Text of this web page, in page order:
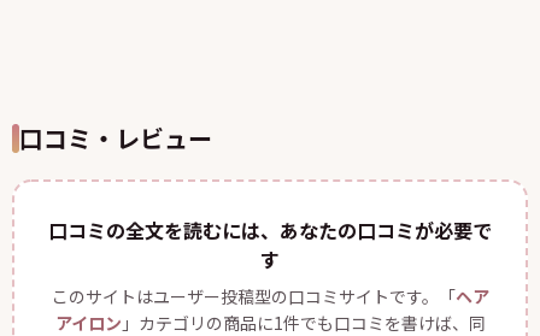
口コミ・レビュー
口コミの全文を読むには、あなたの口コミが必要で
す
このサイトはユーザー投稿型の口コミサイトです。「ヘア
アイロン 」カテゴリの商品に1件でも口コミを書けば、同